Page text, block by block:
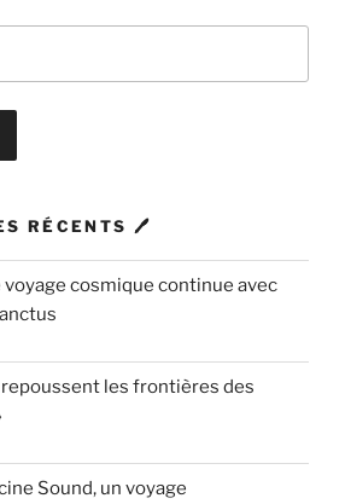
RÉCENTS 🖊
voyage cosmique continue avec
les frontières des
Sound, un voyage